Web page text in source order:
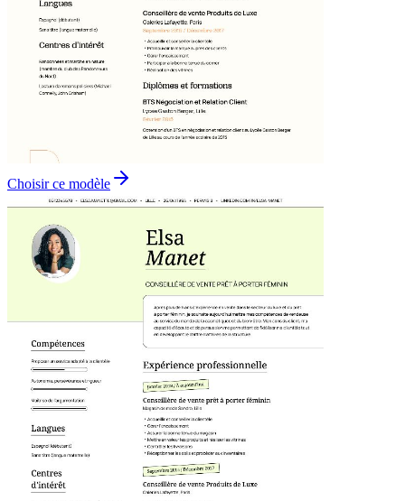
Choisir ce modèle